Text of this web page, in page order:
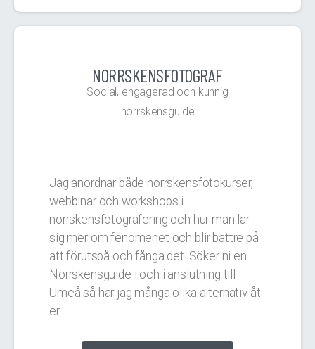
NORRSKENSFOTOGRAF
Social, engagerad och kunnig
norrskensguide
Jag anordnar både norrskensfotokurser,
webbinar och workshops i
norrskensfotografering och hur man lär
sig mer om fenomenet och blir bättre på
att förutspå och fånga det. Söker ni en
Norrskensguide i och i anslutning till
Umeå så har jag många olika alternativ åt
er.